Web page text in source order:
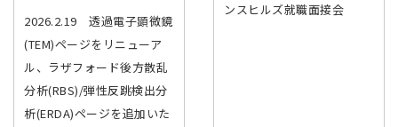
2026.2.19 透過電子顕微鏡
(TEM)ページをリニューア
ル、ラザフォード後方散乱
分析(RBS)/弾性反跳検出分
析(ERDA)ページを追加いた
ンスヒルズ就職面接会